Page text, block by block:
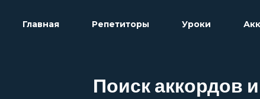
Главная Репетиторы Уроки
Поиск аккордов